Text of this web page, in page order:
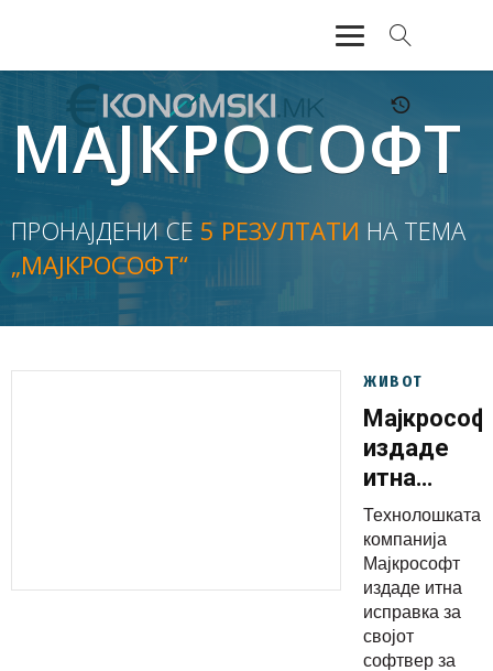
АКТУЕЛНО
ЕКОНОМИЈА
ФИНАНСИИ
БАНКАРСТВО
ЖИВОТ
МАЈКРОСОФТ
ПРОНАЈДЕНИ СЕ 5 РЕЗУЛТАТИ НА ТЕМА
„МАЈКРОСОФТ“
ЖИВОТ
издаде
итна
исправка
и
до
за
Технолошката
компанија
Мајкрософт
издаде итна
исправка за
својот
софтвер за